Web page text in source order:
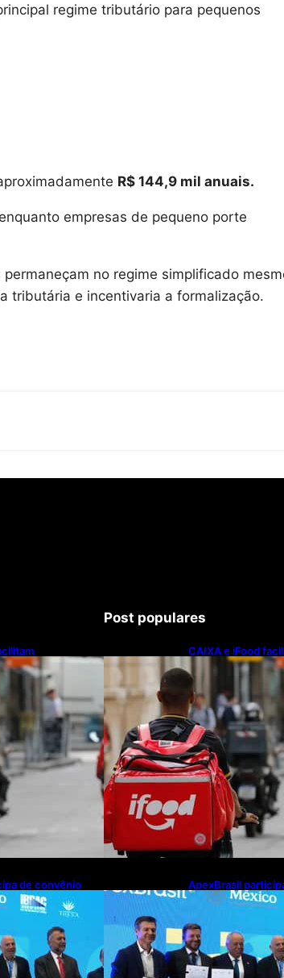
regime tributário para pequenos
R$ 144,9 mil anuais.
enquanto empresas de pequeno porte
no regime simplificado
tributária e incentivaria a formalização.
motos e bicicletas
de convênio
de R$ 2,63
de cachaça
Post populares
CAIXA e iFood
financiamento de
elétricas para
ApexBrasil
para investimento
milhões em